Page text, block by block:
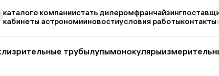
каталого компаниистать дилеромфранчайзинг
кабинеты астрономииновостиусловия работыконтакты
зрительные трубылупымонокуляры